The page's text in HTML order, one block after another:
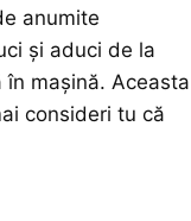
anumite
și aduci de la
mașină. Aceasta
consideri tu că